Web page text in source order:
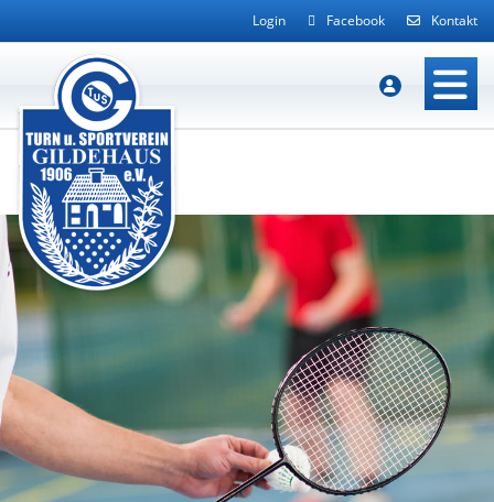
Login Facebook Kontakt